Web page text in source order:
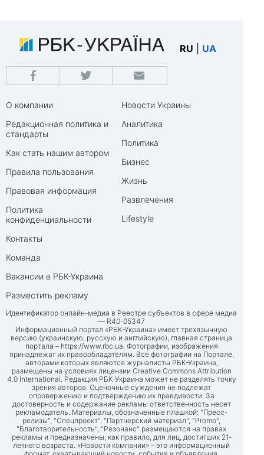
RU UA
О компании
Редакционная политика и
стандарты
Как стать нашим автором
Правила пользования
Правовая информация
Политика
конфиденциальности
Контакты
Команда
Вакансии в РБК-Украина
Разместить рекламу
Новости Украины
Аналитика
Политика
Бизнес
Жизнь
Развлечения
Lifestyle
Идентификатор онлайн-медиа в Реестре субъектов в сфере медиа
— R40-05347
Информационный портал «РБК-Украина» имеет трехязычную
версию (украинскую, русскую и английскую), главная страница
портала – https://www.rbc.ua . Фотографии, изображения
принадлежат их правообладателям. Все фотографии на Портале,
авторами которых являются журналисты РБК-Украина,
размещены на условиях лицензии Creative Commons Attribution
4.0 International. Редакция РБК-Украина может не разделять точку
зрения авторов. Оценочные суждения не подлежат
опровержению и подтверждению их правдивости. За
достоверность и содержание рекламы ответственность несет
рекламодатель. Материалы, обозначенные плашкой: "Пресс-
релизы", "Спецпроект", "Партнерский материал", "Promo",
"Благотворительность", "Резонанс" размещаются на правах
рекламы и предназначены, как правило, для лиц, достигших 21-
летнего возраста. «Новости компании» – это информационный